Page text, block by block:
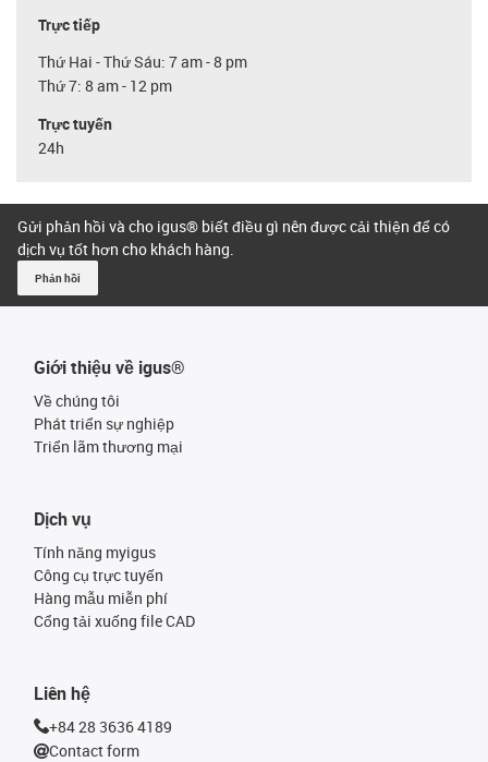
Trực tiếp
Thứ Hai - Thứ Sáu: 7 am - 8 pm
Thứ 7: 8 am - 12 pm
Trực tuyến
24h
Gửi phản hồi và cho igus® biết điều gì nên được cải thiện để có
dịch vụ tốt hơn cho khách hàng.
Phản hồi
Giới thiệu về igus®
Về chúng tôi
Phát triển sự nghiệp
Triển lãm thương mại
Dịch vụ
Tính năng myigus
Công cụ trực tuyến
Hàng mẫu miễn phí
Cổng tải xuống file CAD
Liên hệ
+84 28 3636 4189
Contact form